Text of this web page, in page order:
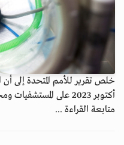
خلص تقرير للأمم المتحدة إلى أن
أكتوبر 2023 على المستشفيات ومحيطها في قطاع غزة أدت إلى ت...
متابعة القراءة ...